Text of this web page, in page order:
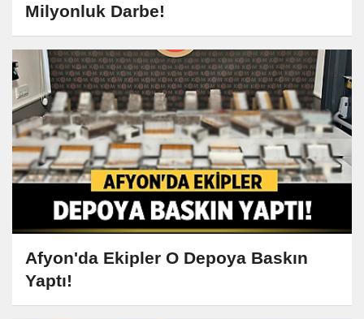
Milyonluk Darbe!
Afyon'da Ekipler O Depoya Baskın
Yaptı!